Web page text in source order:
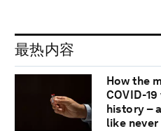
最热内容
How the
COVID-
history –
like